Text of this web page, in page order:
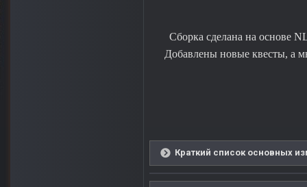
Сборка сделана на основе
Добавлены новые квесты, а
Краткий список основных